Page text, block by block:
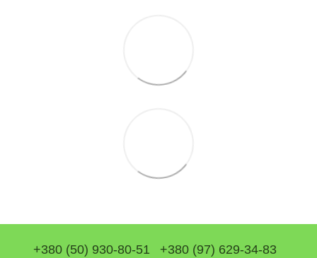
+380 (50) 930-80-51 +380 (97) 629-34-83